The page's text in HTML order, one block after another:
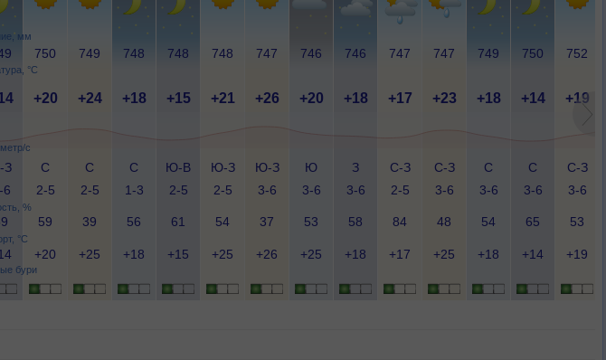
мм
°C
с
%
°C
бури
750 749 748 748 748 747 746 746 747 747 749 750 752
+20 +24 +18 +15 +21 +26 +20 +18 +17 +23 +18 +14 +19
З
6
С
2-5
С
2-5
С
1-3
Ю-В
2-5
Ю-З
2-5
Ю-З
3-6
Ю
3-6
З
3-6
С-З
2-5
С-З
3-6
С
3-6
С
3-6
С-З
3-6
59 39 56 61 54 37 53 58 84 48 54 65 53
+20 +25 +18 +15 +25 +26 +25 +18 +17 +25 +18 +14 +19